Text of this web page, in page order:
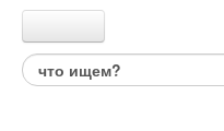
Каталог товаров